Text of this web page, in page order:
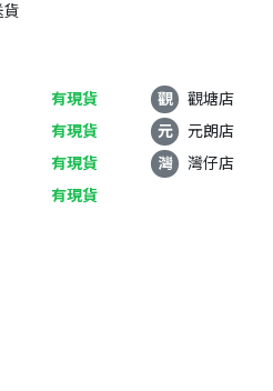
貨
有現貨 觀 觀塘店
有現貨
元 元朗店
有現貨
灣 灣仔店
有現貨